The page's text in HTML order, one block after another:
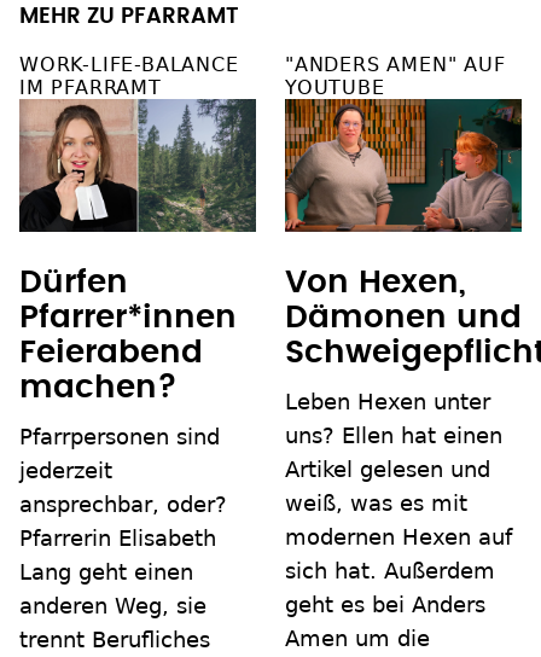
MEHR ZU PFARRAMT
WORK-LIFE-BALANCE
IM PFARRAMT
Dürfen
Pfarrer*innen
Feierabend
machen?
Pfarrpersonen sind
jederzeit
ansprechbar, oder?
Pfarrerin Elisabeth
Lang geht einen
anderen Weg, sie
trennt Berufliches
"ANDERS AMEN" AUF
YOUTUBE
Von Hexen,
Dämonen und
Leben Hexen unter
uns? Ellen hat einen
Artikel gelesen und
weiß, was es mit
modernen Hexen auf
sich hat. Außerdem
geht es bei Anders
Amen um die